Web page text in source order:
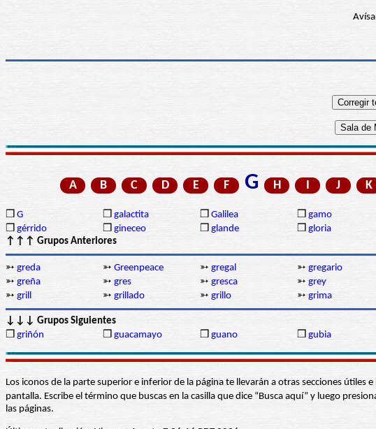
A B C D E F G H I J K
❒ G ❒ galactita ❒ Galilea ❒ gamo
❒ gérrido ❒ gineceo ❒ glande ❒ gloria
↑↑↑ Grupos Anteriores
➳ greda ➳ Greenpeace ➳ gregal ➳ gregario
➳ greña ➳ gres ➳ gresca ➳ grey
➳ grill ➳ grillado ➳ grillo ➳ grima
↓↓↓ Grupos Siguientes
❒ griñón ❒ guacamayo ❒ guano ❒ gubia
Los iconos de la parte superior e inferior de la página te llevarán a otras secciones
pantalla. Escribe el término que buscas en la casilla que dice “Busca aquí” y luego
las páginas.